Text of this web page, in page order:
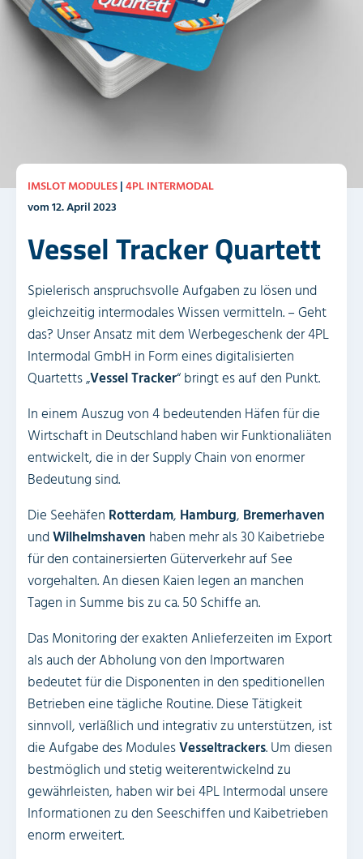
IMSLOT MODULES|4PL INTERMODAL
vom 12. April 2023
Vessel Tracker Quartett
Spielerisch anspruchsvolle Aufgaben zu lösen und
gleichzeitig intermodales Wissen vermitteln. – Geht
das? Unser Ansatz mit dem Werbegeschenk der 4PL
Intermodal GmbH in Form eines digitalisierten
Quartetts „Vessel Tracker“ bringt es auf den Punkt.
In einem Auszug von 4 bedeutenden Häfen für die
Wirtschaft in Deutschland haben wir Funktionaliäten
entwickelt, die in der Supply Chain von enormer
Bedeutung sind.
Die Seehäfen Rotterdam, Hamburg, Bremerhaven
undWilhelmshaven haben mehr als 30 Kaibetriebe
für den containersierten Güterverkehr auf See
vorgehalten. An diesen Kaien legen an manchen
Tagen in Summe bis zu ca. 50 Schiffe an.
Das Monitoring der exakten Anlieferzeiten im Export
als auch der Abholung von den Importwaren
bedeutet für die Disponenten in den speditionellen
Betrieben eine tägliche Routine. Diese Tätigkeit
sinnvoll, verläßlich und integrativ zu unterstützen, ist
die Aufgabe des ModulesVesseltrackers. Um diesen
bestmöglich und stetig weiterentwickelnd zu
gewährleisten, haben wir bei 4PL Intermodal unsere
Informationen zu den Seeschiffen und Kaibetrieben
enorm erweitert.